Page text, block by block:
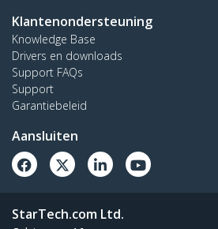
Klantenondersteuning
Knowledge Base
Drivers en downloads
Support FAQs
Support
Garantiebeleid
Aansluiten
StarTech.com Ltd.